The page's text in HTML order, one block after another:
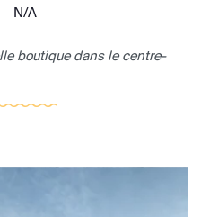
N/A
boutique dans le centre-